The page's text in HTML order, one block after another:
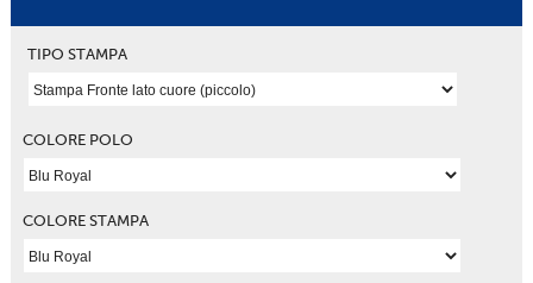
TIPO STAMPA
COLORE POLO
COLORE STAMPA